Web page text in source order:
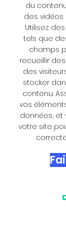
du
des vidéos
Utilisez
tels que
champs
recueillir
des
stocker
contenu.
vos
données, et
votre site